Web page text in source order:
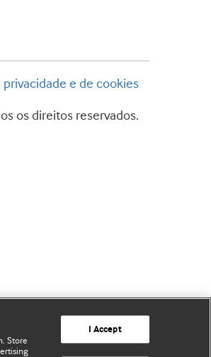
privacidade e de cookies
os direitos reservados.
Store
I Accept